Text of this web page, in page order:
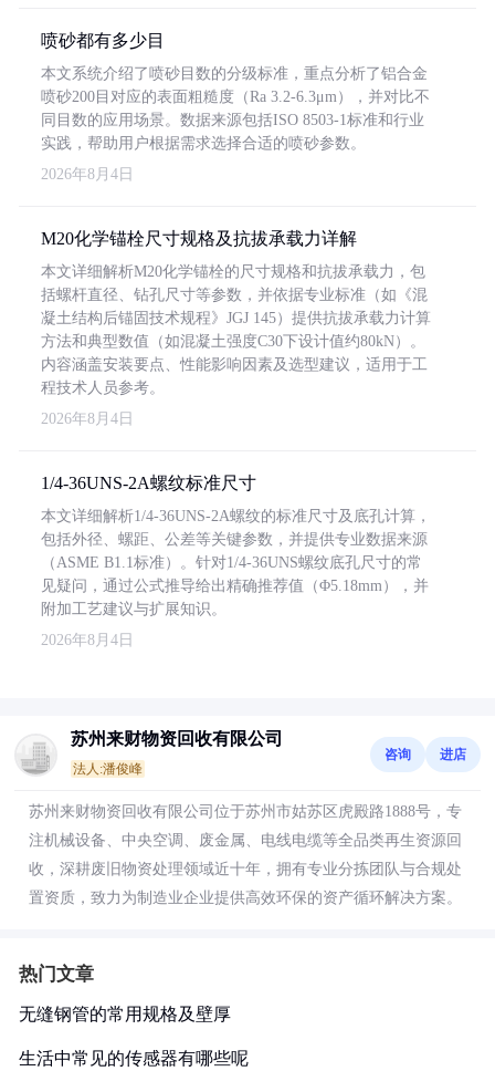
喷砂都有多少目
本文系统介绍了喷砂目数的分级标准，重点分析了铝合金
喷砂200目对应的表面粗糙度（Ra 3.2-6.3μm），并对比不
同目数的应用场景。数据来源包括ISO 8503-1标准和行业
实践，帮助用户根据需求选择合适的喷砂参数。
2026年8月4日
M20化学锚栓尺寸规格及抗拔承载力详解
本文详细解析M20化学锚栓的尺寸规格和抗拔承载力，包
括螺杆直径、钻孔尺寸等参数，并依据专业标准（如《混
凝土结构后锚固技术规程》JGJ 145）提供抗拔承载力计算
方法和典型数值（如混凝土强度C30下设计值约80kN）。
内容涵盖安装要点、性能影响因素及选型建议，适用于工
程技术人员参考。
2026年8月4日
1/4-36UNS-2A螺纹标准尺寸
本文详细解析1/4-36UNS-2A螺纹的标准尺寸及底孔计算，
包括外径、螺距、公差等关键参数，并提供专业数据来源
（ASME B1.1标准）。针对1/4-36UNS螺纹底孔尺寸的常
见疑问，通过公式推导给出精确推荐值（Φ5.18mm），并
附加工艺建议与扩展知识。
2026年8月4日
苏州来财物资回收有限公司
法人:潘俊峰
咨询 进店
苏州来财物资回收有限公司位于苏州市姑苏区虎殿路1888号，专
注机械设备、中央空调、废金属、电线电缆等全品类再生资源回
收，深耕废旧物资处理领域近十年，拥有专业分拣团队与合规处
置资质，致力为制造业企业提供高效环保的资产循环解决方案。
热门文章
无缝钢管的常用规格及壁厚
生活中常见的传感器有哪些呢